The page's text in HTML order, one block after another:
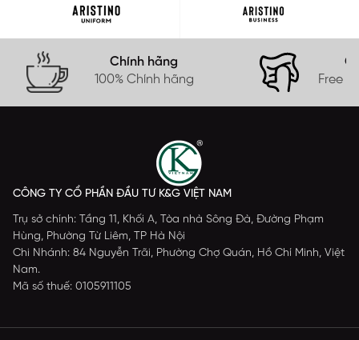
Chính hãng
100% Chính hãng
Free
CÔNG TY CỔ PHẦN ĐẦU TƯ K&G VIỆT NAM
Trụ sở chính: Tầng 11, Khối A, Tòa nhà Sông Đà, Đường Phạm
Hùng, Phường Từ Liêm, TP Hà Nội
Chi Nhánh: 84 Nguyễn Trãi, Phường Chợ Quán, Hồ Chí Minh, Việt
Nam.
Mã số thuế: 0105911105